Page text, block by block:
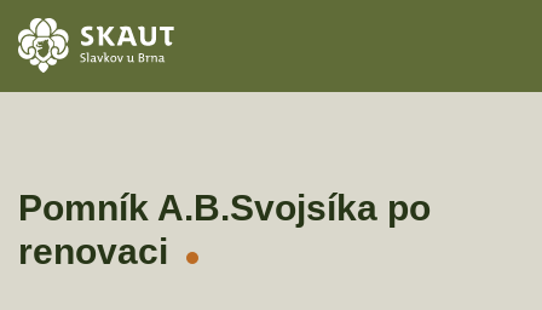
ODDÍLY
Pomník A.B.Svojsíka po
renovaci